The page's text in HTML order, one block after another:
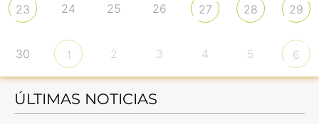
23 24 25 26 27 28 29
30 1 2 3 4 5 6
ÚLTIMAS NOTICIAS